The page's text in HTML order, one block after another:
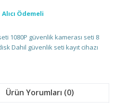
Alıcı Ödemeli
1080P güvenlik kamerası seti 8
Dahil güvenlik seti kayıt cihazı
Ürün Yorumları (0)